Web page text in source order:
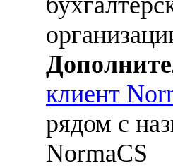
клиент
рядом с
NormaCS